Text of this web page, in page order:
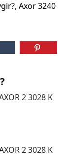
Axor 3240
2 3028 K
2 3028 K